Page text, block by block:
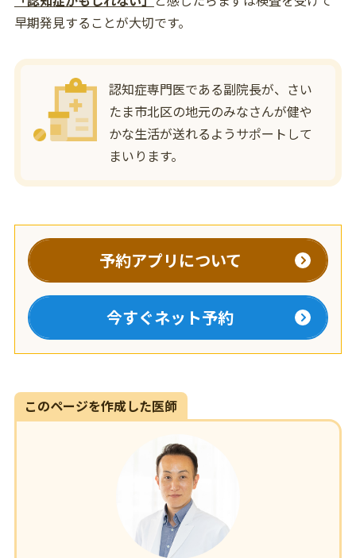
早期発見することが大切です。
認知症専門医である副院長が、さい
たま市北区の地元のみなさんが健や
かな生活が送れるようサポートして
まいります。
予約アプリについて
今すぐネット予約
このページを作成した医師